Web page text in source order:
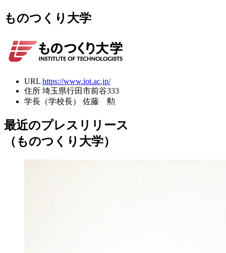
ものつくり大学
URL https://www.iot.ac.jp/
住所 埼玉県行田市前谷333
学長（学校長）
佐藤 勲
最近のプレスリリース
（ものつくり大学）